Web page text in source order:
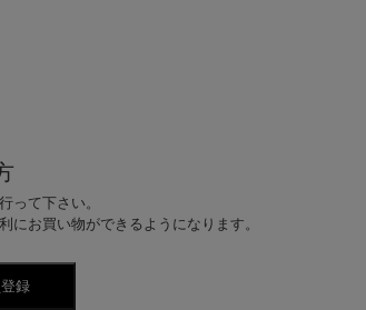
って下さい。
にお買い物ができるようになります。